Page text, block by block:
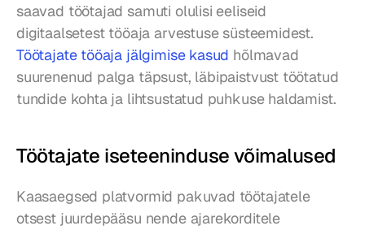
saavad töötajad samuti olulisi eeliseid
Töötajate tööaja jälgimise kasud hõlmavad
suurenenud palga täpsust, läbipaistvust töötatud
tundide kohta ja lihtsustatud puhkuse haldamist.
Töötajate iseteeninduse võimalused
Kaasaegsed platvormid pakuvad töötajatele
otsest juurdepääsu nende ajarekorditele